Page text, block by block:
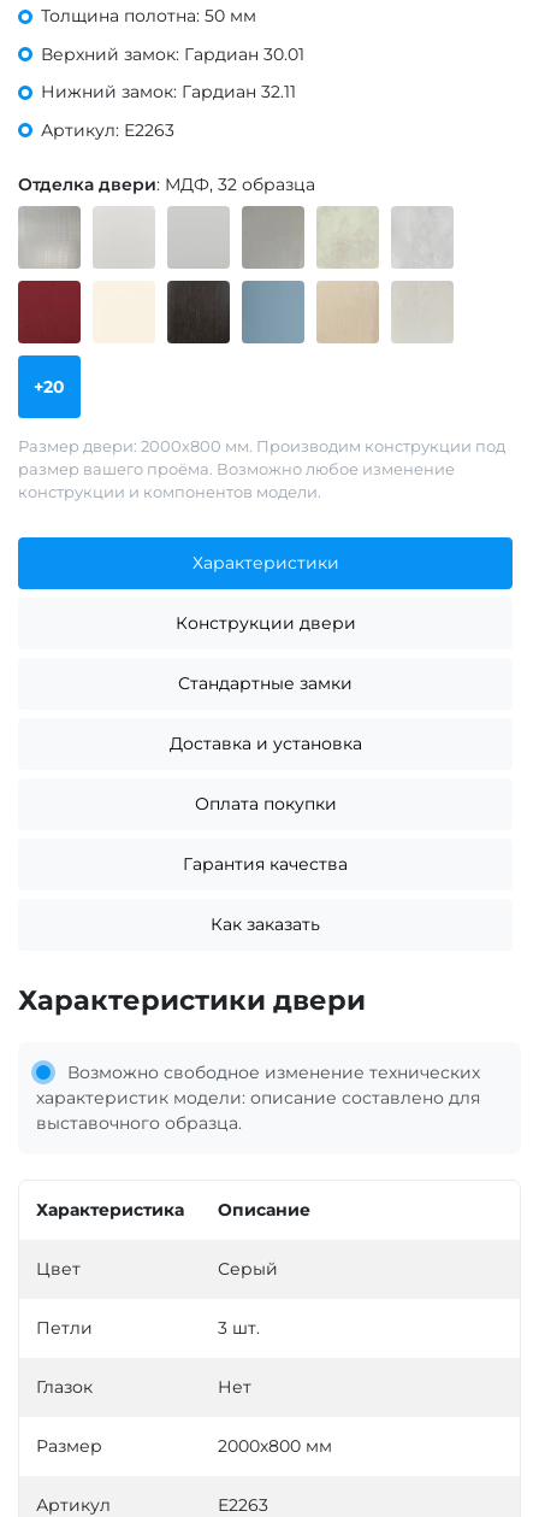
Толщина полотна: 50 мм
Верхний замок: Гардиан 30.01
Нижний замок: Гардиан 32.11
Артикул: Е2263
Отделка двери: МДФ, 32 образца
+20
Размер двери: 2000х800 мм. Производим конструкции под
размер вашего проёма. Возможно любое изменение
конструкции и компонентов модели.
Характеристики
Конструкции двери
Стандартные замки
Доставка и установка
Оплата покупки
Гарантия качества
Как заказать
Характеристики двери
Возможно свободное изменение технических
характеристик модели: описание составлено для
выставочного образца.
Характеристика Описание
Цвет Серый
Петли 3 шт.
Глазок Нет
Размер 2000х800 мм
Артикул Е2263